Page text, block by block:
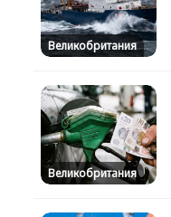
Великобритания
Великобритания